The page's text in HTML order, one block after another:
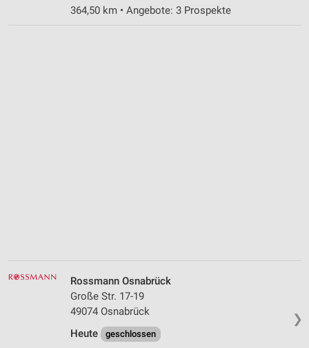
364,50 km • Angebote: 3 Prospekte
❯
Rossmann Osnabrück
Große Str. 17-19
49074 Osnabrück
Heute
geschlossen